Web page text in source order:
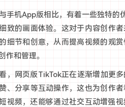
手机App版相比，有着一些独特
致的画面体验。这对于内容创作
细节和创意，从而提高视频的观
作和管理。
，网页版TikTok正在逐渐增加更
、分享等互动操作，这也为创作
视频，还能够通过社交互动增强